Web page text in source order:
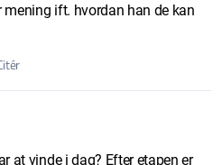
ift. hvordan han de kan
at vinde i dag? Efter etapen er